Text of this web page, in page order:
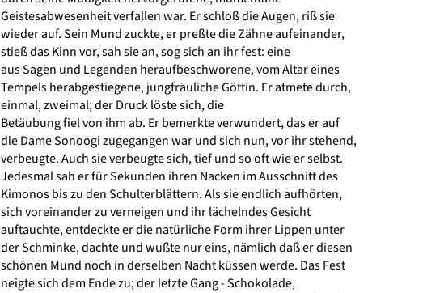
Geistesabwesenheit verfallen war. Er schloß die Augen, riß sie
wieder auf. Sein Mund zuckte, er preßte die Zähne aufeinander,
stieß das Kinn vor, sah sie an, sog sich an ihr fest: eine
aus Sagen und Legenden heraufbeschworene, vom Altar eines
Tempels herabgestiegene, jungfräuliche Göttin. Er atmete durch,
einmal, zweimal; der Druck löste sich, die
Betäubung fiel von ihm ab. Er bemerkte verwundert, das er auf
die Dame Sonoogi zugegangen war und sich nun, vor ihr stehend,
verbeugte. Auch sie verbeugte sich, tief und so oft wie er selbst.
Jedesmal sah er für Sekunden ihren Nacken im Ausschnitt des
Kimonos bis zu den Schulterblättern. Als sie endlich aufhörten,
sich voreinander zu verneigen und ihr lächelndes Gesicht
auftauchte, entdeckte er die natürliche Form ihrer Lippen unter
der Schminke, dachte und wußte nur eins, nämlich daß er diesen
schönen Mund noch in derselben Nacht küssen werde. Das Fest
neigte sich dem Ende zu; der letzte Gang - Schokolade,